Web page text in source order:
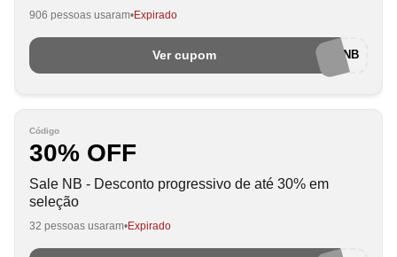
906 pessoas usaram Expirado
Ver cupom NAMORADOSNB
Código
30% OFF
Sale NB - Desconto progressivo de até 30% em
seleção
32 pessoas usaram Expirado